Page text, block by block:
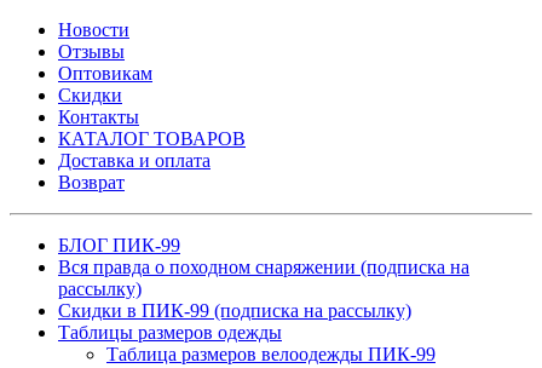
Новости
Отзывы
Оптовикам
Скидки
Контакты
КАТАЛОГ ТОВАРОВ
Доставка и оплата
Возврат
БЛОГ ПИК-99
Вся правда о походном снаряжении (подписка на
рассылку)
Скидки в ПИК-99 (подписка на рассылку)
Таблицы размеров одежды
Таблица размеров велоодежды ПИК-99